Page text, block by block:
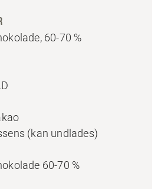
60-70 %
(kan undlades)
60-70 %